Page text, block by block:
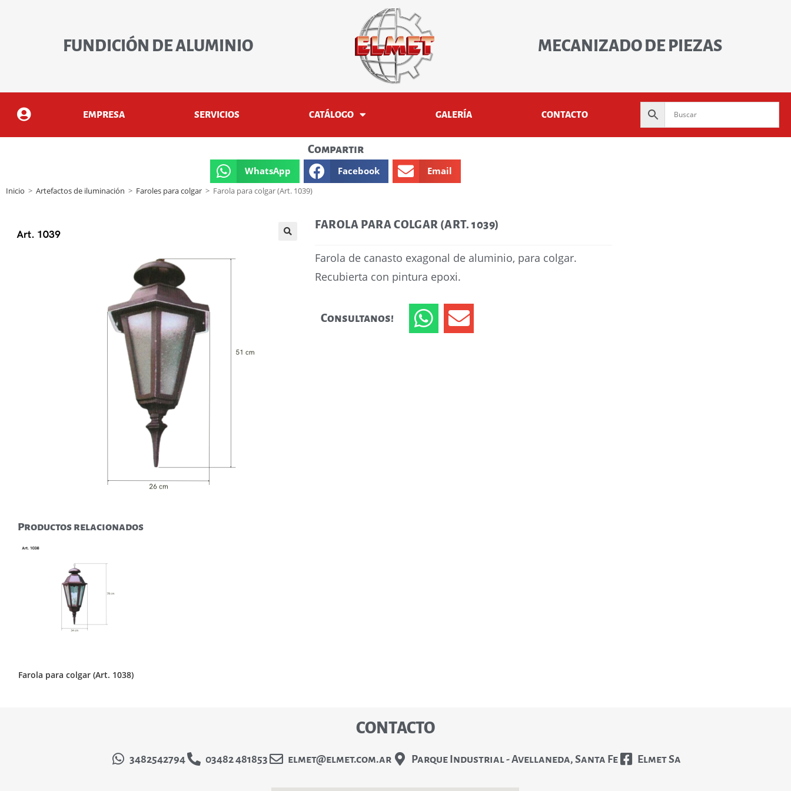
FUNDICIÓN DE ALUMINIO MECANIZADO DE PIEZAS
EMPRESA SERVICIOS CATÁLOGO GALERÍA CONTACTO
Compartir
WhatsApp Facebook Email
Inicio > Artefactos de iluminación > Faroles para colgar > Farola para colgar (Art. 1039)
FAROLA PARA COLGAR (ART. 1039)
Farola de canasto exagonal de aluminio, para colgar.
Recubierta con pintura epoxi.
Consultanos!
Productos relacionados
Farola para colgar (Art. 1038)
CONTACTO
3482542794 03482 481853 elmet@elmet.com.ar Parque Industrial - Avellaneda, Santa Fe Elmet Sa